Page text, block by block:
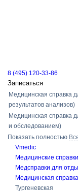
8 (495) 120-33-86
Записаться
Медицинская справка
результатов анализов)
Медицинская справка
и обследованием)
Показать полностью
Vmedic
Медицинские справки
Медсправки для
Медицинская
Тургеневская